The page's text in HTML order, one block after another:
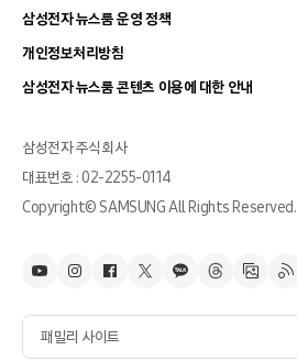
삼성전자 뉴스룸 운영 정책
개인정보처리방침
삼성전자 뉴스룸 콘텐츠 이용에 대한 안내
삼성전자 주식회사
대표번호 : 02-2255-0114
Copyright© SAMSUNG All Rights Reserved.
패밀리 사이트